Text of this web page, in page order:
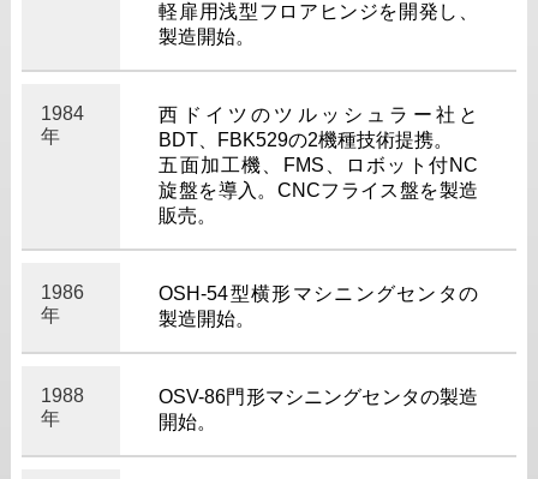
軽扉用浅型フロアヒンジを開発し、
製造開始。
1984
年
西ドイツのツルッシュラー社と
BDT、FBK529の2機種技術提携。
五面加工機、FMS、ロボット付NC
旋盤を導入。CNCフライス盤を製造
販売。
1986
年
OSH-54型横形マシニングセンタの
製造開始。
1988
年
OSV-86門形マシニングセンタの製造
開始。